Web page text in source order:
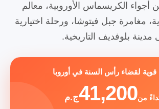
أجواء الكريسماس الأوروبية، معالم
مغامرة جبل فيتوشا، ورحلة اختيارية
مدينة بلوفديف التاريخية.
لقضاء رأس السنة في أوروبا
من41,200ج.م